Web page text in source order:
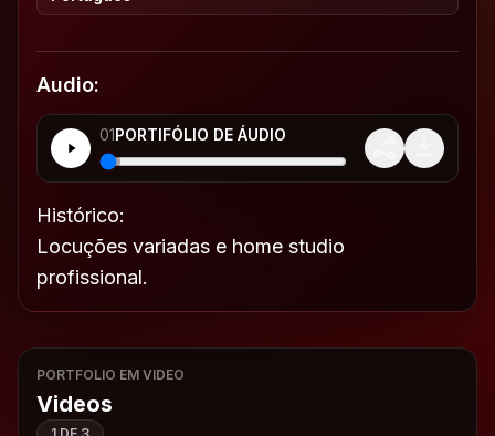
Audio:
01PORTIFÓLIO DE ÁUDIO
Histórico:
Locuções variadas e home studio
profissional.
PORTFOLIO EM VIDEO
Videos